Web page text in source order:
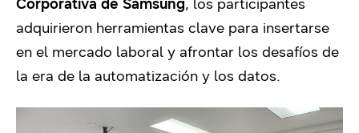
Corporativa de Samsung, los participantes
adquirieron herramientas clave para insertarse
en el mercado laboral y afrontar los desafíos de
la era de la automatización y los datos.